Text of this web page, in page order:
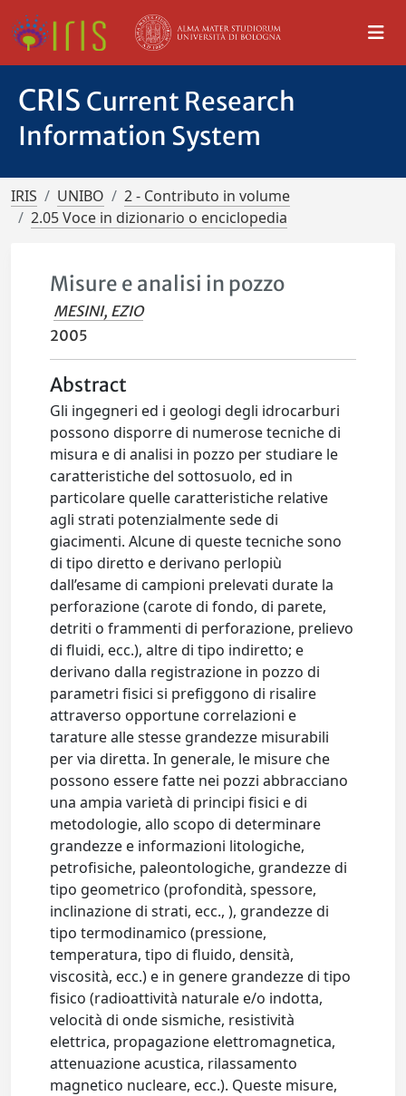
CRIS Current Research
Information System
IRIS UNIBO
2 - Contributo in volume
2.05 Voce in dizionario o enciclopedia
Misure e analisi in pozzo
MESINI, EZIO
2005
Abstract
Gli ingegneri ed i geologi degli idrocarburi
possono disporre di numerose tecniche di
misura e di analisi in pozzo per studiare le
caratteristiche del sottosuolo, ed in
particolare quelle caratteristiche relative
agli strati potenzialmente sede di
giacimenti. Alcune di queste tecniche sono
di tipo diretto e derivano perlopiù
dall’esame di campioni prelevati durate la
perforazione (carote di fondo, di parete,
detriti o frammenti di perforazione, prelievo
di fluidi, ecc.), altre di tipo indiretto; e
derivano dalla registrazione in pozzo di
parametri fisici si prefiggono di risalire
attraverso opportune correlazioni e
tarature alle stesse grandezze misurabili
per via diretta. In generale, le misure che
possono essere fatte nei pozzi abbracciano
una ampia varietà di principi fisici e di
metodologie, allo scopo di determinare
grandezze e informazioni litologiche,
petrofisiche, paleontologiche, grandezze di
tipo geometrico (profondità, spessore,
inclinazione di strati, ecc., ), grandezze di
tipo termodinamico (pressione,
temperatura, tipo di fluido, densità,
viscosità, ecc.) e in genere grandezze di tipo
fisico (radioattività naturale e/o indotta,
velocità di onde sismiche, resistività
elettrica, propagazione elettromagnetica,
attenuazione acustica, rilassamento
magnetico nucleare, ecc.). Queste misure,